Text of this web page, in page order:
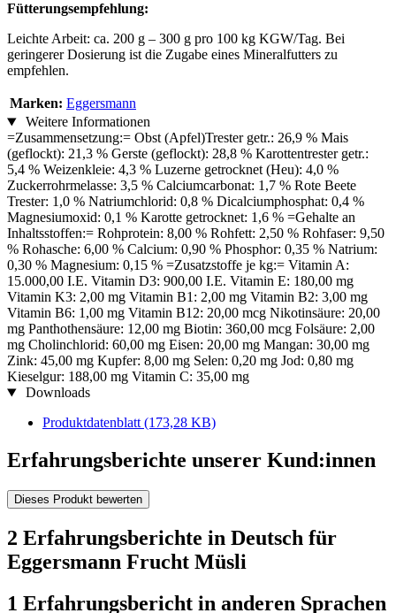
Fütterungsempfehlung:
Leichte Arbeit: ca. 200 g – 300 g pro 100 kg KGW/Tag. Bei
geringerer Dosierung ist die Zugabe eines Mineralfutters zu
empfehlen.
Marken: Eggersmann
Weitere Informationen
=Zusammensetzung:= Obst (Apfel)Trester getr.: 26,9 % Mais
(geflockt): 21,3 % Gerste (geflockt): 28,8 % Karottentrester getr.:
5,4 % Weizenkleie: 4,3 % Luzerne getrocknet (Heu): 4,0 %
Zuckerrohrmelasse: 3,5 % Calciumcarbonat: 1,7 % Rote Beete
Trester: 1,0 % Natriumchlorid: 0,8 % Dicalciumphosphat: 0,4 %
Magnesiumoxid: 0,1 % Karotte getrocknet: 1,6 % =Gehalte an
Inhaltsstoffen:= Rohprotein: 8,00 % Rohfett: 2,50 % Rohfaser: 9,50
% Rohasche: 6,00 % Calcium: 0,90 % Phosphor: 0,35 % Natrium:
0,30 % Magnesium: 0,15 % =Zusatzstoffe je kg:= Vitamin A:
15.000,00 I.E. Vitamin D3: 900,00 I.E. Vitamin E: 180,00 mg
Vitamin K3: 2,00 mg Vitamin B1: 2,00 mg Vitamin B2: 3,00 mg
Vitamin B6: 1,00 mg Vitamin B12: 20,00 mcg Nikotinsäure: 20,00
mg Panthothensäure: 12,00 mg Biotin: 360,00 mcg Folsäure: 2,00
mg Cholinchlorid: 60,00 mg Eisen: 20,00 mg Mangan: 30,00 mg
Zink: 45,00 mg Kupfer: 8,00 mg Selen: 0,20 mg Jod: 0,80 mg
Kieselgur: 188,00 mg Vitamin C: 35,00 mg
Downloads
Produktdatenblatt (173,28 KB)
Erfahrungsberichte unserer Kund:innen
Dieses Produkt bewerten
2 Erfahrungsberichte in Deutsch für
Eggersmann Frucht Müsli
1 Erfahrungsbericht in anderen Sprachen